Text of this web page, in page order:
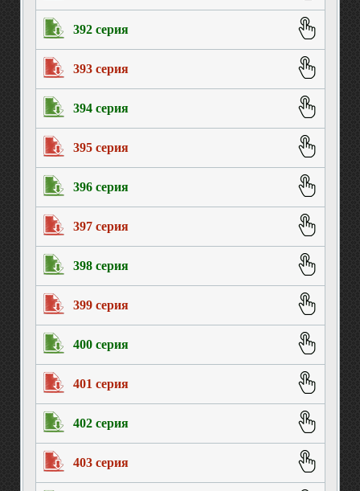
392 серия
393 серия
394 серия
395 серия
396 серия
397 серия
398 серия
399 серия
400 серия
401 серия
402 серия
403 серия